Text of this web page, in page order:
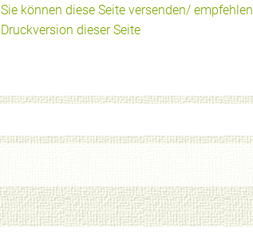
Sie können diese Seite versenden/ empfehlen
Druckversion dieser Seite